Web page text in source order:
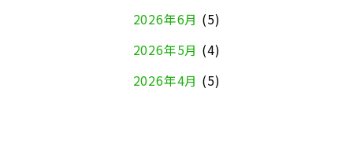
2026年6月 (5)
2026年5月 (4)
2026年4月 (5)